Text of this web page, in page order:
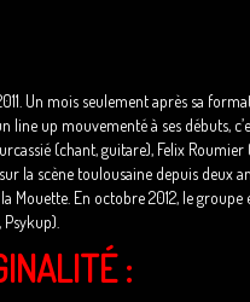
Un mois seulement après sa
up mouvementé à ses débuts,
(chant, guitare), Felix Roumier
la scène toulousaine depuis deux
Mouette. En octobre 2012, le groupe
: